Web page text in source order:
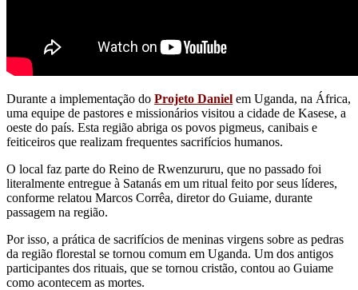
Durante a implementação do Projeto Daniel em Uganda, na África,
uma equipe de pastores e missionários visitou a cidade de Kasese, a
oeste do país. Esta região abriga os povos pigmeus, canibais e
feiticeiros que realizam frequentes sacrifícios humanos.
O local faz parte do Reino de Rwenzururu, que no passado foi
literalmente entregue à Satanás em um ritual feito por seus líderes,
conforme relatou Marcos Corrêa, diretor do Guiame, durante
passagem na região.
Por isso, a prática de sacrifícios de meninas virgens sobre as pedras
da região florestal se tornou comum em Uganda. Um dos antigos
participantes dos rituais, que se tornou cristão, contou ao Guiame
como acontecem as mortes.